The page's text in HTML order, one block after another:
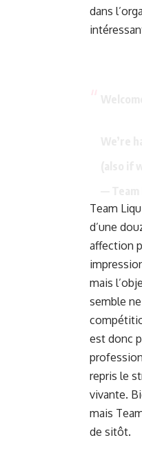
dans
Team
d’une
affection
mais
semble
est donc
repris le
vivante.
mais
de sitôt.